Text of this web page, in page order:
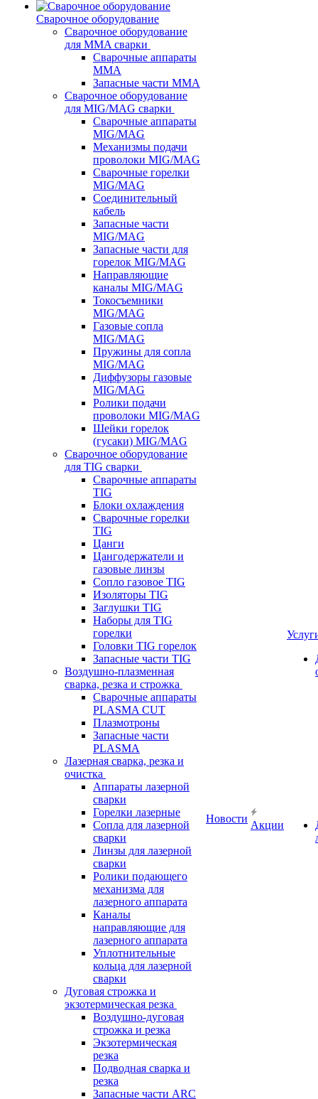
Сварочное оборудование
Сварочное оборудование
для MMA сварки
Сварочные аппараты
MMA
Запасные части MMA
Сварочное оборудование
для MIG/MAG сварки
Сварочные аппараты
MIG/MAG
Механизмы подачи
проволоки MIG/MAG
Сварочные горелки
MIG/MAG
Соединительный
кабель
Запасные части
MIG/MAG
Запасные части для
горелок MIG/MAG
Направляющие
каналы MIG/MAG
Токосъемники
MIG/MAG
Газовые сопла
MIG/MAG
Пружины для сопла
MIG/MAG
Диффузоры газовые
MIG/MAG
Ролики подачи
проволоки MIG/MAG
Шейки горелок
(гусаки) MIG/MAG
Сварочное оборудование
для TIG сварки
Сварочные аппараты
TIG
Блоки охлаждения
Сварочные горелки
TIG
Цанги
Цангодержатели и
газовые линзы
Сопло газовое TIG
Изоляторы TIG
Заглушки TIG
Наборы для TIG
горелки
Головки TIG горелок
Запасные части TIG
Воздушно-плазменная
сварка, резка и строжка
Сварочные аппараты
PLASMA CUT
Плазмотроны
Запасные части
PLASMA
Лазерная сварка, резка и
очистка
Аппараты лазерной
сварки
Горелки лазерные
Сопла для лазерной
сварки
Линзы для лазерной
сварки
Ролики подающего
механизма для
лазерного аппарата
Каналы
направляющие для
лазерного аппарата
Уплотнительные
кольца для лазерной
сварки
Дуговая строжка и
экзотермическая резка
Воздушно-дуговая
строжка и резка
Экзотермическая
резка
Подводная сварка и
резка
Запасные части ARC
Новости
Акции